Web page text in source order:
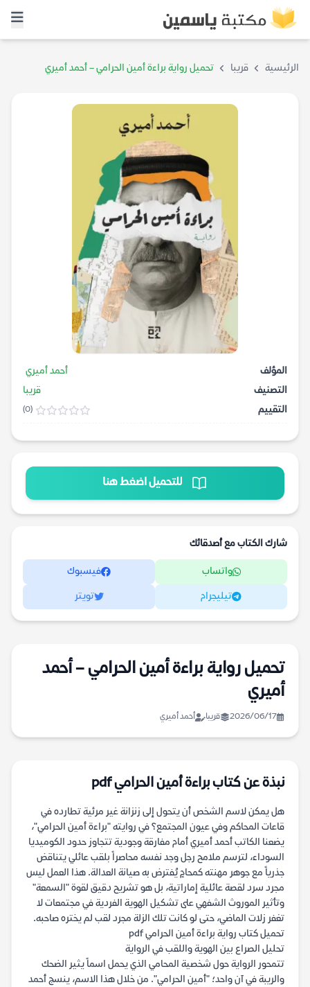
الرئيسية قريبا تحميل رواية براءة أمين الحرامي – أحمد أميري
المؤلف
أحمد أميري
التصنيف
قريبا
التقييم
(0)
للتحميل اضغط هنا
شارك الكتاب مع أصدقائك
واتساب فيسبوك
تيليجرام تويتر
تحميل رواية براءة أمين الحرامي – أحمد
أميري
2026/06/17 قريبا أحمد أميري
نبذة عن كتاب براءة أمين الحرامي pdf
هل يمكن لاسم الشخص أن يتحول إلى زنزانة غير مرئية تطارده في
قاعات المحاكم وفي عيون المجتمع؟ في روايته "براءة أمين الحرامي"،
يضعنا الكاتب أحمد أميري أمام مفارقة وجودية تتجاوز حدود الكوميديا
السوداء، لترسم ملامح رجل وجد نفسه محاصراً بلقب عائلي يتناقض
جذرياً مع جوهر مهنته كمحامٍ يُفترض به صيانة العدالة. هذا العمل ليس
مجرد سرد لقصة عائلية إماراتية، بل هو تشريح دقيق لقوة "السمعة"
وتأثير الموروث الشفهي على تشكيل الهوية الفردية في مجتمعات لا
تغفر زلات الماضي، حتى لو كانت تلك الزلة مجرد لقب لم يختره صاحبه.
تحميل كتاب رواية براءة أمين الحرامي pdf
تحليل الصراع بين الهوية واللقب في الرواية
تتمحور الرواية حول شخصية المحامي الذي يحمل اسماً يثير الضحك
والريبة في آن واحد؛ "أمين الحرامي". من خلال هذا الاسم، ينسج أحمد